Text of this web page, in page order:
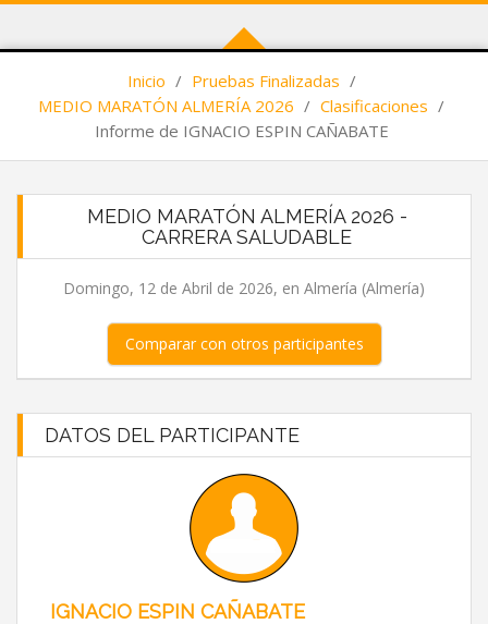
Inicio / Pruebas Finalizadas /
MEDIO MARATÓN ALMERÍA 2026 / Clasificaciones /
Informe de IGNACIO ESPIN CAÑABATE
MEDIO MARATÓN ALMERÍA 2026 -
CARRERA SALUDABLE
Domingo, 12 de Abril de 2026, en Almería (Almería)
Comparar con otros participantes
DATOS DEL PARTICIPANTE
IGNACIO ESPIN CAÑABATE